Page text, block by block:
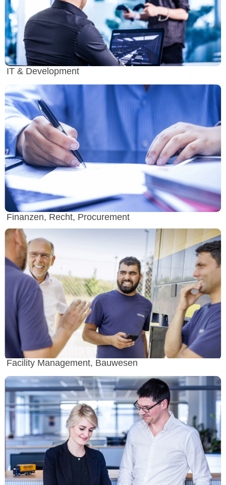
IT & Development
Finanzen, Recht, Procurement
Facility Management, Bauwesen